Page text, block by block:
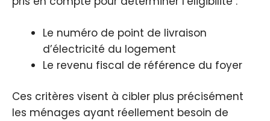
Le numéro de point de livraison
d’électricité du logement
Le revenu fiscal de référence du foyer
Ces critères visent à cibler plus précisément
les ménages ayant réellement besoin de